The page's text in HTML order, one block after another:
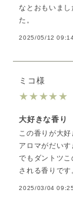
なとおもいま
た。
2025/05/12
ミコ様
★★★★★
大好きな香り
この香りが大好
アロマがだい
でもダントツ
される香りです
2025/03/04